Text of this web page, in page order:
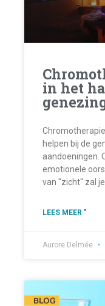
in het
helpen bij de
aandoeningen.
emotionele
van "zicht" zal
LEES MEER "
Aurore Delmée